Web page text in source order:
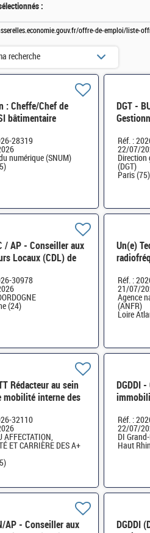
:
offre-de-emploi/liste-
: Cheffe/Chef de
bâtimentaire
28319
numérique (SNUM)
DGT -
Réf. :
22/07/
Direction
(DGT)
Paris (75)
/ AP - Conseiller aux
Locaux (CDL) de
30978
(24)
Un(e)
Réf. :
21/07/
Agence
(ANFR)
Loire
Rédacteur au sein
mobilité interne des
et A H/F
32110
AFFECTATION,
ET CARRIÈRE DES A+
DGDDI
Réf. :
22/07/
DI
Haut
AP - Conseiller aux
DGDDI
recherche